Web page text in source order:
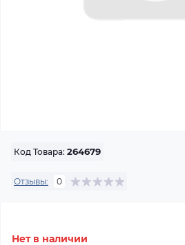
Код Товара: 264679
Отзывы: 0
Нет в наличии